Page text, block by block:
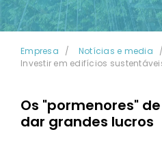
Empresa Notícias e media
Investir em edifícios
Os "pormenores"
dar grandes lucros